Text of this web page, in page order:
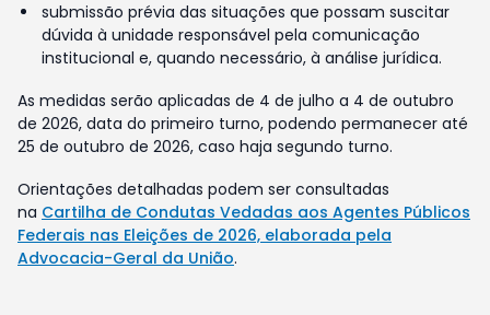
submissão prévia das situações que possam suscitar
dúvida à unidade responsável pela comunicação
institucional e, quando necessário, à análise jurídica.
As medidas serão aplicadas de 4 de julho a 4 de outubro
de 2026, data do primeiro turno, podendo permanecer até
25 de outubro de 2026, caso haja segundo turno.
Orientações detalhadas podem ser consultadas
na Cartilha de Condutas Vedadas aos Agentes Públicos
Federais nas Eleições de 2026, elaborada pela
Advocacia-Geral da União.